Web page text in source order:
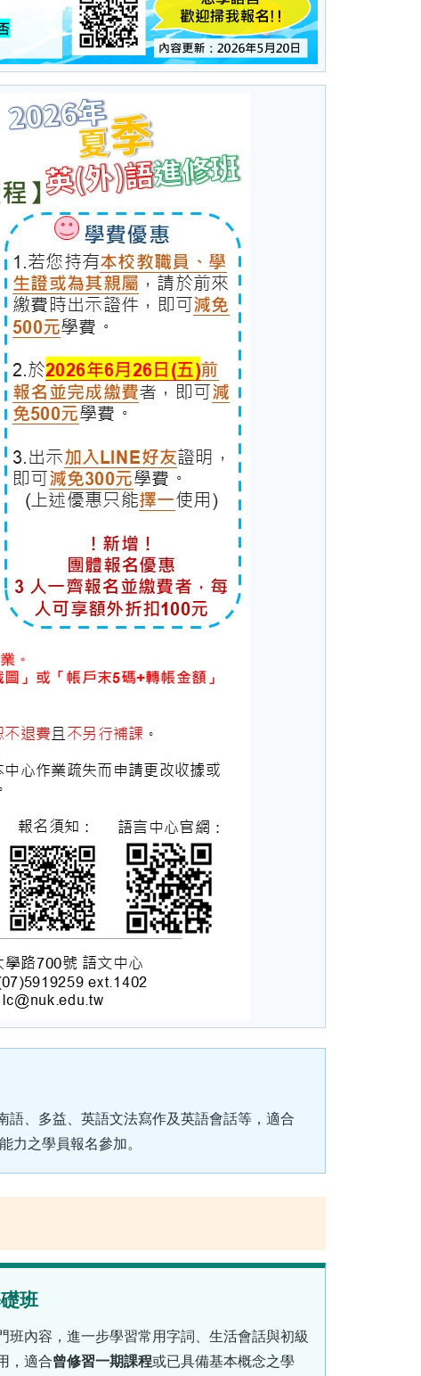
語、多益、英語文法寫作及英語會話等，適合
力之學員報名參加。
班
班內容，進一步學習常用字詞、生活會話與初級
，適合曾修習一期課程或已具備基本概念之學